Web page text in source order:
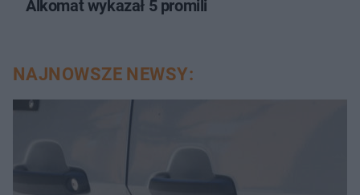
Alkomat wykazał 5 promili
NAJNOWSZE NEWSY: